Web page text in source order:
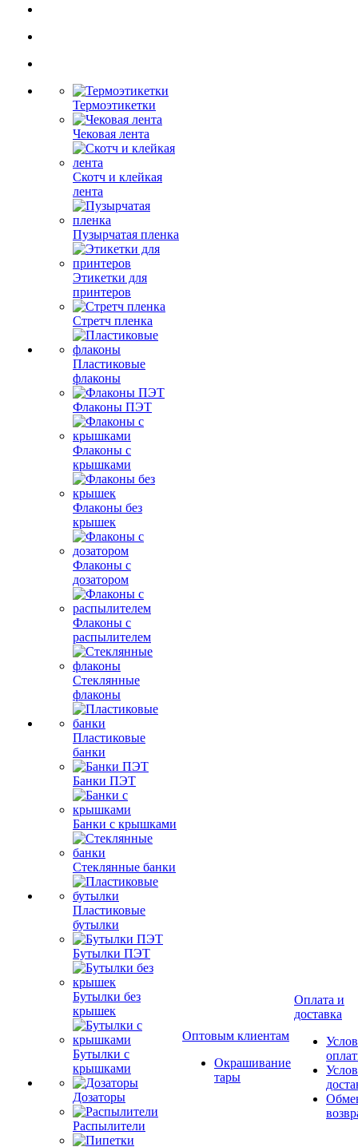
Термоэтикетки
Чековая лента
Скотч и клейкая
лента
Пузырчатая пленка
Этикетки для
принтеров
Стретч пленка
Пластиковые
флаконы
Флаконы ПЭТ
Флаконы с
крышками
Флаконы без
крышек
Флаконы с
дозатором
Флаконы с
распылителем
Стеклянные
флаконы
Пластиковые
банки
Банки ПЭТ
Банки с крышками
Стеклянные банки
Пластиковые
бутылки
Бутылки ПЭТ
Бутылки без
крышек
Бутылки с
крышками
Дозаторы
Распылители
Оптовым клиентам
Окрашивание
тары
Оплата и
доставка